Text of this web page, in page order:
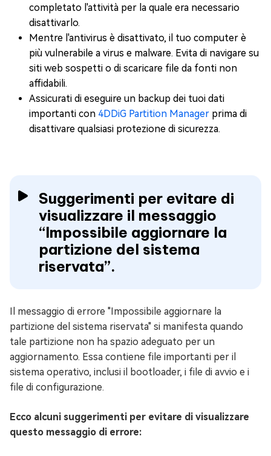
completato l'attività per la quale era necessario
disattivarlo.
Mentre l'antivirus è disattivato, il tuo computer è
più vulnerabile a virus e malware. Evita di navigare su
siti web sospetti o di scaricare file da fonti non
affidabili.
Assicurati di eseguire un backup dei tuoi dati
importanti con 4DDiG Partition Manager prima di
disattivare qualsiasi protezione di sicurezza.
Suggerimenti per evitare di
visualizzare il messaggio
“Impossibile aggiornare la
partizione del sistema
riservata”.
Il messaggio di errore "Impossibile aggiornare la
partizione del sistema riservata" si manifesta quando
tale partizione non ha spazio adeguato per un
aggiornamento. Essa contiene file importanti per il
sistema operativo, inclusi il bootloader, i file di avvio e i
file di configurazione.
Ecco alcuni suggerimenti per evitare di visualizzare
questo messaggio di errore: